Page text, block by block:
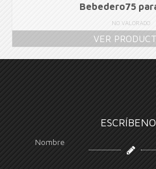
Bebedero75
NO VALORADO
VER
Nombre